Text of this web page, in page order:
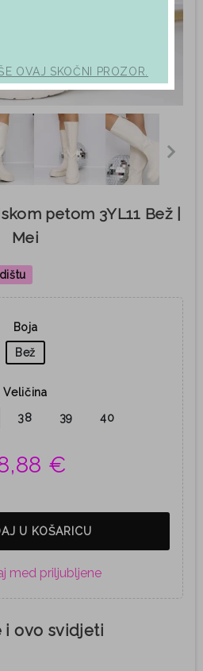
petom 3YL11 Bež |
Mei
Boja
Bež
Veličina
38 39 40
€
U KOŠARICU
i ovo svidjeti
OVAJ SKOČNI PROZOR.